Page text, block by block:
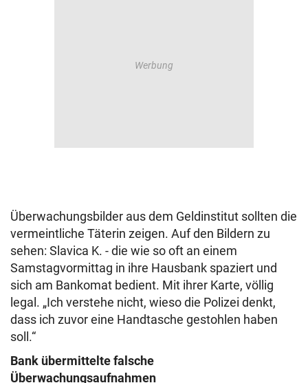
Überwachungsbilder aus dem Geldinstitut sollten die
vermeintliche Täterin zeigen. Auf den Bildern zu
sehen: Slavica K. - die wie so oft an einem
Samstagvormittag in ihre Hausbank spaziert und
sich am Bankomat bedient. Mit ihrer Karte, völlig
legal. „Ich verstehe nicht, wieso die Polizei denkt,
dass ich zuvor eine Handtasche gestohlen haben
soll.“
Bank übermittelte falsche
Überwachungsaufnahmen